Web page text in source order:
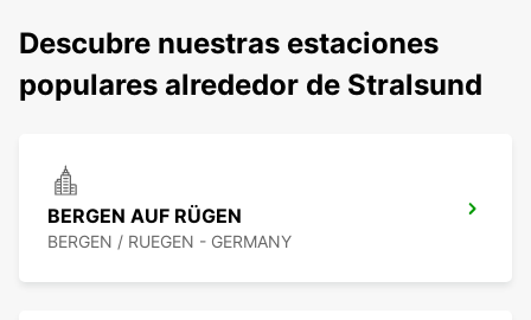
Descubre nuestras estaciones
populares alrededor de Stralsund
BERGEN AUF RÜGEN
BERGEN / RUEGEN - GERMANY